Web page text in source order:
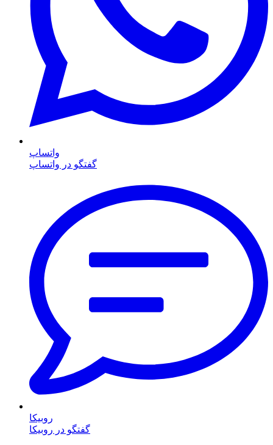
واتساپ
گفتگو در واتساپ
روبیکا
گفتگو در روبیکا